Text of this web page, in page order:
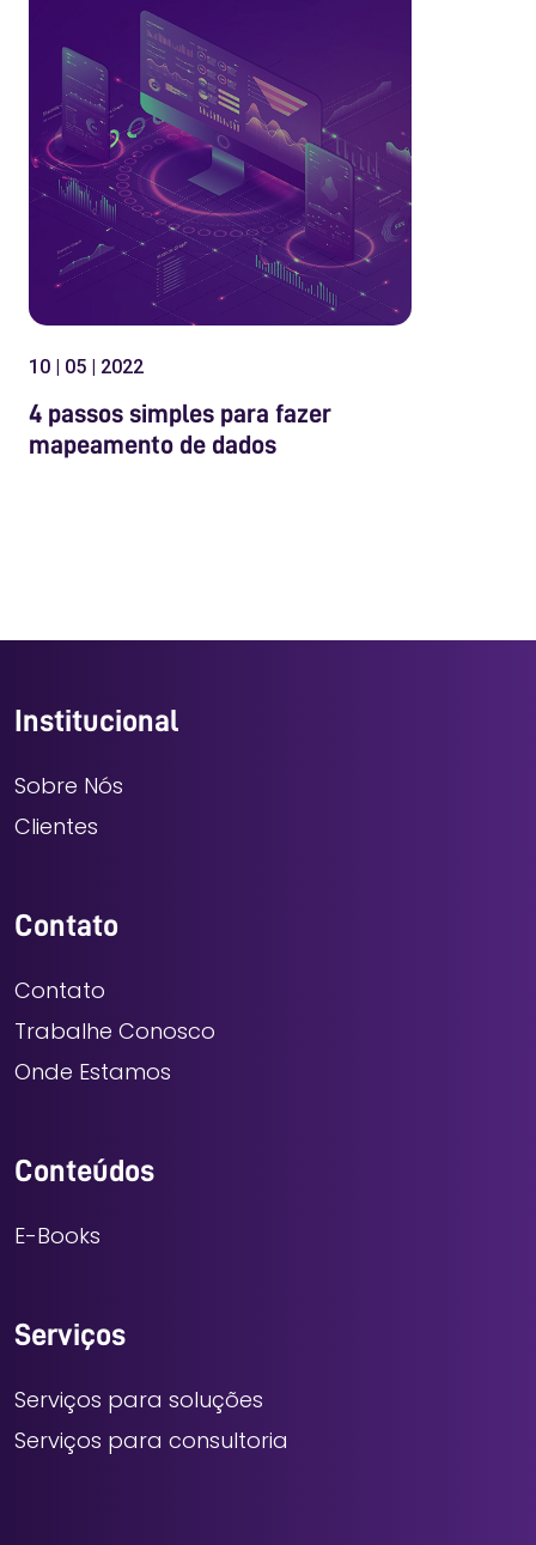
10 | 05 | 2022
4 passos simples para fazer
mapeamento de dados
Institucional
Sobre Nós
Clientes
Contato
Contato
Trabalhe Conosco
Onde Estamos
Conteúdos
E-Books
Serviços
Serviços para soluções
Serviços para consultoria